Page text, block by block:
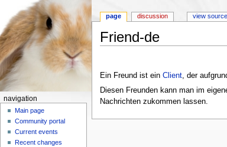
Friend-de
Ein Freund ist ein Client, der
Diesen Freunden kann man im
Nachrichten zukommen lassen.
page discussion view source
navigation
Main page
Community portal
Current events
Recent changes